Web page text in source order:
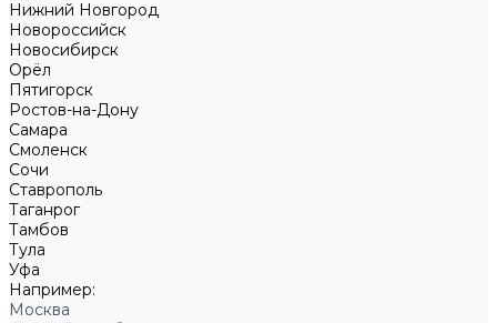
Нижний Новгород
Новороссийск
Новосибирск
Орёл
Пятигорск
Ростов-на-Дону
Самара
Смоленск
Сочи
Ставрополь
Таганрог
Тамбов
Тула
Уфа
Например:
Москва